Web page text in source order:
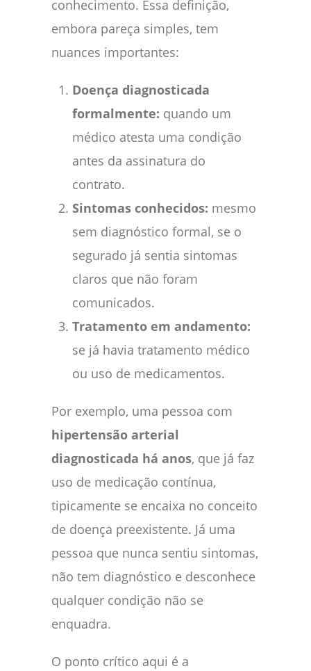
conhecimento. Essa definição,
embora pareça simples, tem
nuances importantes:
Doença diagnosticada
formalmente: quando um
médico atesta uma condição
antes da assinatura do
contrato.
Sintomas conhecidos: mesmo
sem diagnóstico formal, se o
segurado já sentia sintomas
claros que não foram
comunicados.
Tratamento em andamento:
se já havia tratamento médico
ou uso de medicamentos.
Por exemplo, uma pessoa com
hipertensão arterial
diagnosticada há anos, que já faz
uso de medicação contínua,
tipicamente se encaixa no conceito
de doença preexistente. Já uma
pessoa que nunca sentiu sintomas,
não tem diagnóstico e desconhece
qualquer condição não se
enquadra.
O ponto crítico aqui é a